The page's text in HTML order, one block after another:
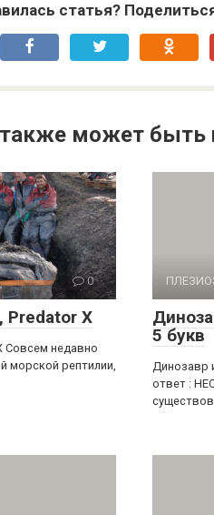
статья?
может быть
0
Predator X
Совсем недавно
морской рептилии,
5 букв
Динозавр
ответ :